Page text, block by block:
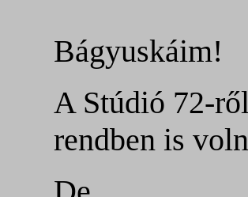
Bágyuskáim!
A Stúdió 72-
rendben is